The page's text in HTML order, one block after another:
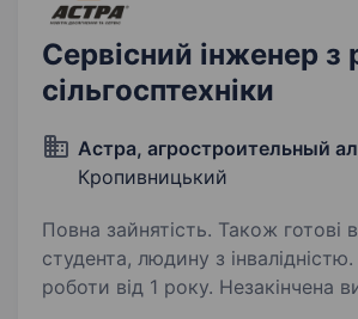
Сервісний інженер з
сільгосптехніки
Астра, агростроительный
Кропивницький
Повна зайнятість. Також готові
студента, людину з
роботи від 1 року. Незакінчена